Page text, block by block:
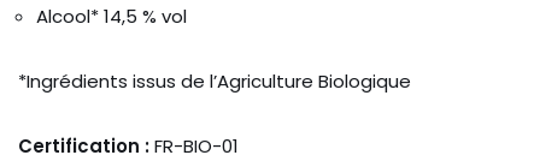
Alcool* 14,5 % vol
*Ingrédients issus de l’Agriculture Biologique
Certification :FR-BIO-01